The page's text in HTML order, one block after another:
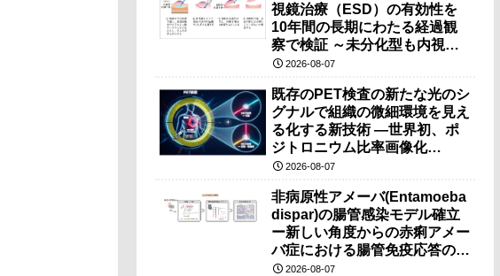
視鏡治療（ESD）の有効性を
10年間の長期にわたる経過観
察で検証 ～未分化型も内視鏡
治療で胃の温存が可能～
2026-08-07
既存のPET検査の新たな光のシ
グナルで組織の微細環境を見え
る化する新技術 ―世界初、ポ
ジトロニウム比率画像化
（PRI）の原理検証に成功―
2026-08-07
非病原性アメーバ(Entamoeba
dispar)の腸管感染モデル確立
ー新しい角度からの赤痢アメー
バ症における腸管免疫応答の理
解に期待ー
2026-08-07